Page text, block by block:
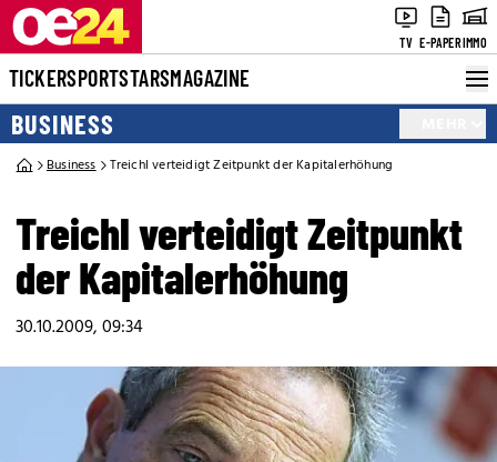
TV E-PAPERIMMO
TICKERSPORTSTARSMAGAZINE
BUSINESS
Business Treichl verteidigt Zeitpunkt der Kapitalerhöhung
Treichl verteidigt Zeitpunkt
der Kapitalerhöhung
30.10.2009, 09:34